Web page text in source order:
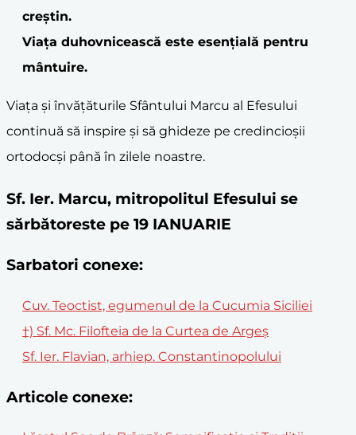
creștin.
Viața duhovnicească este esențială pentru
mântuire.
Viața și învățăturile Sfântului Marcu al Efesului
continuă să inspire și să ghideze pe credincioșii
ortodocși până în zilele noastre.
Sf. Ier. Marcu, mitropolitul Efesului se
sărbătoreste pe 19 IANUARIE
Sarbatori conexe:
Cuv. Teoctist, egumenul de la Cucumia Siciliei
†) Sf. Mc. Filofteia de la Curtea de Argeș
Sf. Ier. Flavian, arhiep. Constantinopolului
Articole conexe: